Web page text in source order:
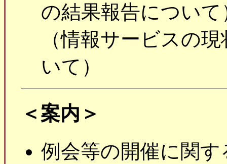
の結果報告について
（情報サービスの
いて）
＜案内＞
例会等の開催に関